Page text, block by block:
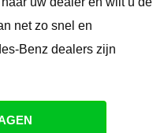
net zo snel en
Benz dealers zijn